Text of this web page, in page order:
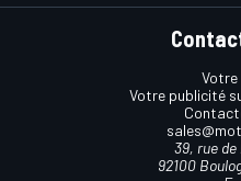
Votre
Votre publicité
39, rue de
92100